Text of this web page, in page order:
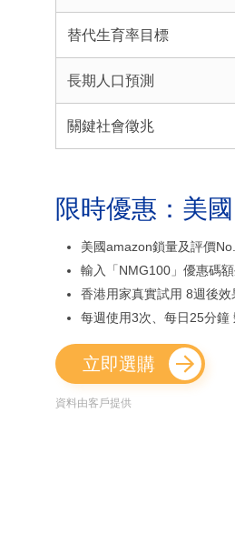
替代生育率目標
長期人口預測
關鍵社會徵兆
限時優惠：美
美國amazon鎖量及評價
輸入「NMG100」優惠碼
香港用家真實試用 8週後效
每週使用3次、每日25分鐘
立即選購
資料由客戶提供